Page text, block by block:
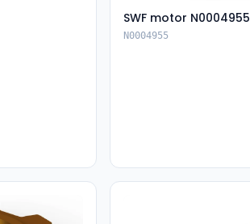
SWF motor N0004955
N0004955